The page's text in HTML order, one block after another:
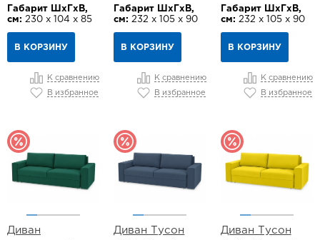
Габарит ШхГхВ,
см: 230 х 104 х 85
В КОРЗИНУ
К сравнению
В избранное
Габарит ШхГхВ,
см: 232 х 105 х 90
В КОРЗИНУ
К сравнению
В избранное
Габарит ШхГхВ,
см: 232 х 105 х 90
В КОРЗИНУ
К сравнению
В избранное
Диван
Диван Тусон
Диван Тусон